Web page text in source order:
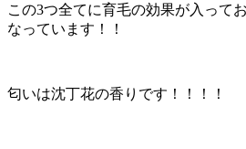
この3つ全てに育毛の効果が入って
なっています！！
匂いは沈丁花の香りです！！！！